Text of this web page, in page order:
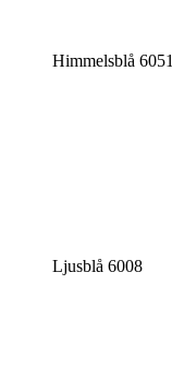
Himmelsblå 6051
Ljusblå 6008